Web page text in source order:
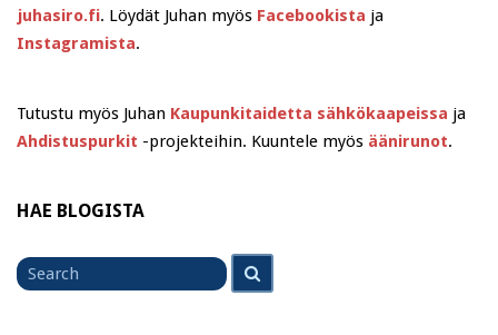
juhasiro.fi. Löydät Juhan myös Facebookista ja
Instagramista.
Tutustu myös Juhan Kaupunkitaidetta sähkökaapeissa ja
Ahdistuspurkit -projekteihin. Kuuntele myös äänirunot.
HAE BLOGISTA
Search
for